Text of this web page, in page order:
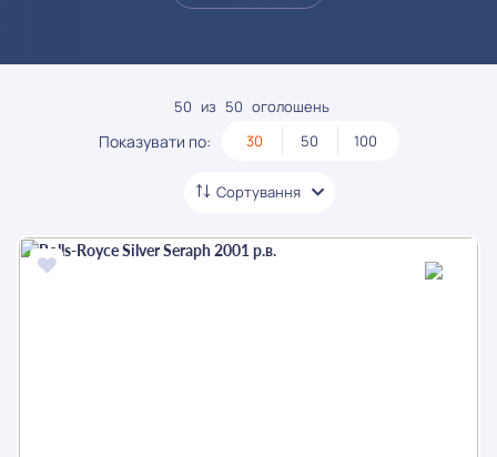
50 из 50 оголошень
Показувати по: 30 50 100
Сортування